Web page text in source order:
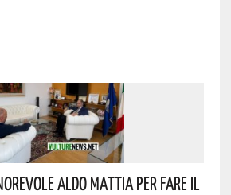
Aldo Mattia Per Fare Il